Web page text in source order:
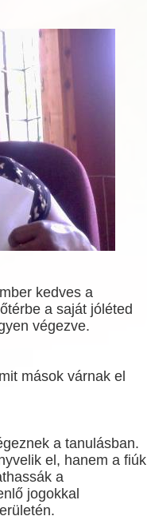
kedves a
a saját jóléted
végezve.
mások várnak el
a tanulásban.
el, hanem a fiúk
a
jogokkal